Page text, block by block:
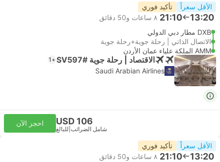
الأقل سعراً تأكيد فوري
13:20
21:10 ٨ ساعات و‫50 دقائق
DXB مطار دبي الدولي
الاتصال الذاتي | رحلة جوية+رحلة جوية
AMM الملكة علياء عمان الأردن
الاقتصاد | رحلة جوية #SV597 +1
Saudi Arabian Airlines
USD 106
شامل الضرائب للبالغ
احجز الآن
الأقل سعراً تأكيد فوري
13:20
21:10 ٨ ساعات و‫50 دقائق